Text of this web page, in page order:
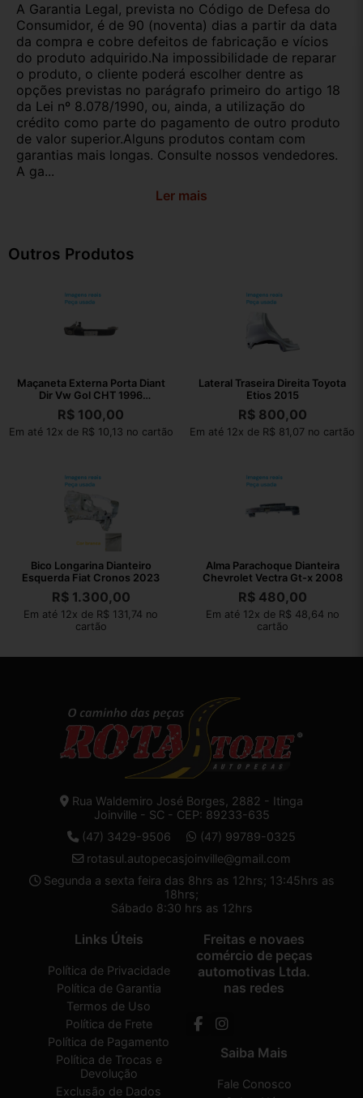
A Garantia Legal, prevista no Código de Defesa do
Consumidor, é de 90 (noventa) dias a partir da data
da compra e cobre defeitos de fabricação e vícios
do produto adquirido.Na impossibilidade de reparar
o produto, o cliente poderá escolher dentre as
opções previstas no parágrafo primeiro do artigo 18
da Lei nº 8.078/1990, ou, ainda, a utilização do
crédito como parte do pagamento de outro produto
de valor superior.Alguns produtos contam com
garantias mais longas. Consulte nossos vendedores.
A ga...
Ler mais
Outros Produtos
Maçaneta Externa Porta Diant
Dir Vw Gol CHT 1996
377837205
R$ 100,00
Em até 12x de R$ 10,13 no cartão
Lateral Traseira Direita Toyota
Etios 2015
R$800,00
Em até 12x de R$ 81,07 no cartão
Bico Longarina Dianteiro
Esquerda Fiat Cronos 2023
R$1.300,00
Em até 12x de R$ 131,74 no
cartão
Alma Parachoque Dianteira
Chevrolet Vectra Gt-x 2008
R$480,00
Em até 12x de R$ 48,64 no
cartão
Rua Waldemiro José Borges, 2882 - Itinga
Joinville - SC - CEP: 89233-635
(47) 3429-9506
(47) 99789-0325
rotasul.autopecasjoinville@gmail.com
Segunda a sexta feira das 8hrs as 12hrs; 13:45hrs as
18hrs;
Sábado 8:30 hrs as 12hrs
Links Úteis
Política de Privacidade
Política de Garantia
Termos de Uso
Política de Frete
Política de Pagamento
Política de Trocas e
Devolução
Exclusão de Dados
Freitas e novaes
comércio de peças
automotivas Ltda.
nas redes
Saiba Mais
Fale Conosco